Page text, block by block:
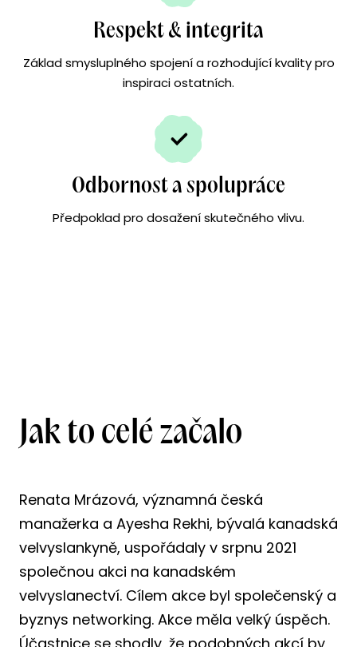
Respekt & integrita
Základ smysluplného spojení a rozhodující kvality pro
inspiraci ostatních.
Odbornost a spolupráce
Předpoklad pro dosažení skutečného vlivu.
Jak to celé začalo
Renata Mrázová, významná česká
manažerka a Ayesha Rekhi, bývalá kanadská
velvyslankyně, uspořádaly v srpnu 2021
společnou akci na kanadském
velvyslanectví. Cílem akce byl společenský a
byznys networking. Akce měla velký úspěch.